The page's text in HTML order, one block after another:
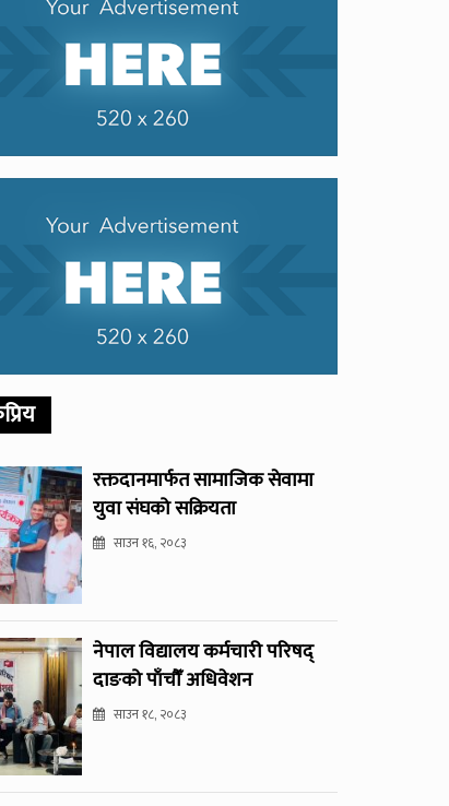
रक्तदानमार्फत सामाजिक सेवामा
युवा संघको सक्रियता
साउन १६, २०८३
नेपाल विद्यालय कर्मचारी परिषद्
दाङको पाँचौँ अधिवेशन
साउन १८, २०८३